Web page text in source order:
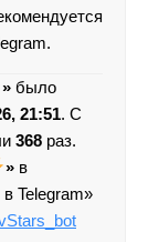
» было
21:51. С
368 раз.
» в
Telegram»